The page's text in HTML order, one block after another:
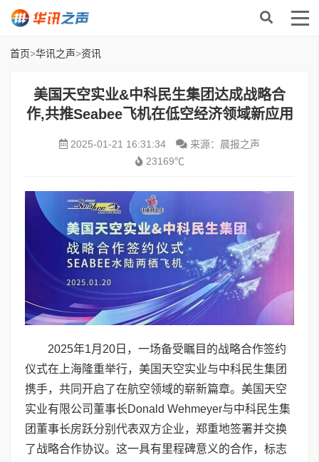
首页>华讯之声>资讯
美国天空实业&中科民生集团达成战略合
作,共推Seabee飞机在低空经济领域新应用
2025-01-21 16:31:34
来源：晨报之声
23169℃
2025年1月20日，一场备受瞩目的战略合作签约
仪式在上海隆重举行，美国天空实业与中科民生集团
携手，共同开启了在航空领域的崭新篇章。美国天空
实业有限公司董事长Donald Wehmeyer与中科民生集
团董事长房跃分别代表双方企业，郑重地签署并交换
了战略合作协议。这一具有里程碑意义的合作，标志